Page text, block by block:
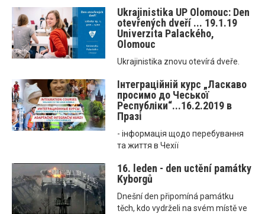
Ukrajinistika UP Olomouc: Den
otevřených dveří ... 19.1.19
Univerzita Palackého,
Olomouc
Ukrajinistika znovu otevírá dveře.
Інтеграційнiй курс „Ласкаво
просимо до Чеської
Республіки“...16.2.2019 в
Празі
- інформація щодо перебування
та життя в Чехії
16. leden - den uctění památky
Kyborgů
Dnešní den připomíná památku
těch, kdo vydrželi na svém místě ve